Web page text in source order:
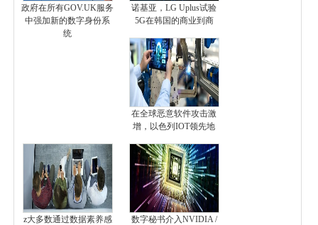
政府在所有GOV.UK服务
中强加新的数字身份系
统
诺基亚，LG Uplus试验
5G在韩国的商业到商
在全球恶意软件攻击激
增，以色列IOT领先地
z大多数通过数据素养感
数字秘书介入NVIDIA /